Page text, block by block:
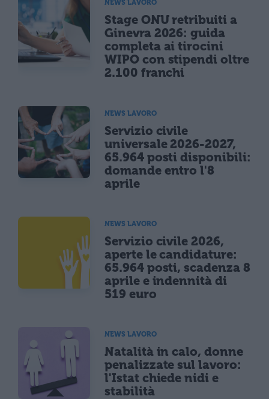
NEWS LAVORO
Stage ONU retribuiti a
Ginevra 2026: guida
completa ai tirocini
WIPO con stipendi oltre
2.100 franchi
NEWS LAVORO
Servizio civile
universale 2026-2027,
65.964 posti disponibili:
domande entro l'8
aprile
NEWS LAVORO
Servizio civile 2026,
aperte le candidature:
65.964 posti, scadenza 8
aprile e indennità di
519 euro
NEWS LAVORO
Natalità in calo, donne
penalizzate sul lavoro:
l'Istat chiede nidi e
stabilità